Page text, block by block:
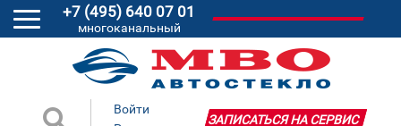
+7 (495) 640 07 01
многоканальный
Войти
ЗАПИСАТЬСЯ НА СЕРВИС